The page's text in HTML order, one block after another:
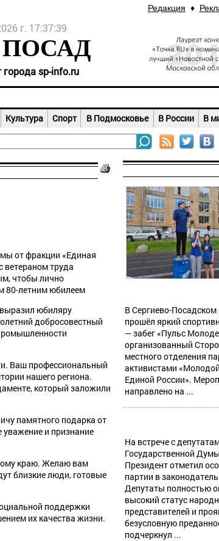
Редакция ♦
г. 17:37:39
ПОСАД
sp-info.ru
Культура Спорт В Подмосковье В России В
от фракции «Единая
ветераном труда
чтобы лично
80-летним юбилеем
юбиляру
добросовестный
Ваш профессиональный
нашего региона.
который заложили
памятного подарка от
и признание
краю. Желаю вам
близкие люди, готовые
поддержки
их качества жизни.
В Сергиево-Посадском
прошёл яркий
— забег «Пульс
организованный
местного отделения
активистами
Единой России».
направлено на ...
На встрече с
Государственной
Президент отметил
партии в
Депутаты полностью
высокий статус
представителей и
безусловную
подчеркнул ...